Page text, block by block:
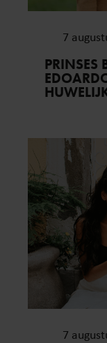
7
PRINSES
7